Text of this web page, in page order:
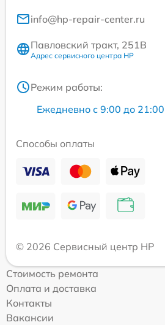
info@hp-repair-center.ru
Павловский тракт, 251В
Адрес сервисного центра HP
Режим работы:
Ежедневно с 9:00 до 21:00
Способы оплаты
© 2026 Сервисный центр HP
Стоимость ремонта
Оплата и доставка
Контакты
Вакансии